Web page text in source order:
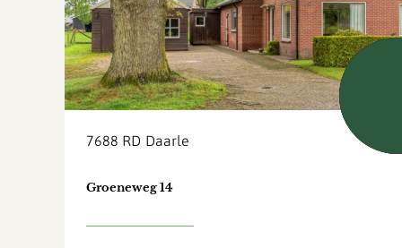
7688 RD Daarle
Groeneweg 14